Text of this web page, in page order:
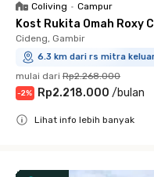
Coliving • Campur
Kost Rukita Omah Roxy
Cideng, Gambir
6.3 km dari rs mitra
mulai dari Rp2.268.000
-2% Rp2.218.000 /bulan
Lihat info lebih banyak